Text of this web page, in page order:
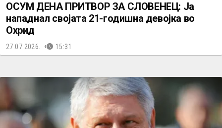
ОСУМ ДЕНА ПРИТВОР ЗА СЛОВЕНЕЦ: Ја
нападнал својата 21-годишна девојка во
Охрид
27.07.2026. 15:31